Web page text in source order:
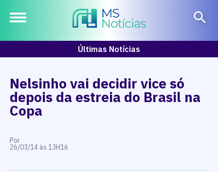
Últimas Notícias
Nelsinho vai decidir vice só
depois da estreia do Brasil na
Copa
Por
26/03/14 às 13H16